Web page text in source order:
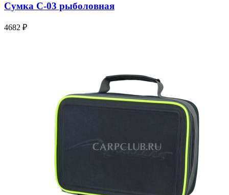
Сумка С-03 рыболовная
4682 ₽